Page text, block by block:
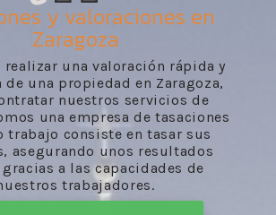
y valoraciones en
Zaragoza
realizar una valoración rápida y
de una propiedad en Zaragoza,
nuestros servicios de
una empresa de tasaciones
trabajo consiste en tasar sus
asegurando unos resultados
gracias a las capacidades de
trabajadores.